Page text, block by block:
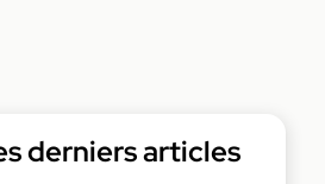
derniers articles